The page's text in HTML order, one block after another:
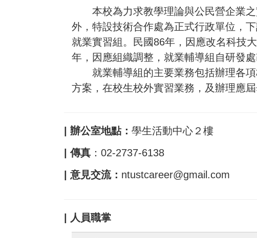
本校為力求教學理論與公民營企業之
外，特設技術合作處為正式行政單位，
就業實習組。民國86年，因應改名科技
年，因應組織調整，就業輔導組自研發處
就業輔導組的主要業務包括辦理各項
方案，在校生校外實習業務，及辦理應
| 辦公室地點： 學生活動中心２樓
| 傳真： 02-2737-6138
| 意見交流： ntustcareer@gmail.com
| 人員職掌